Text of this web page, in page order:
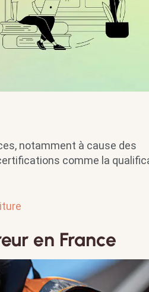
notamment à cause des
comme la
en France